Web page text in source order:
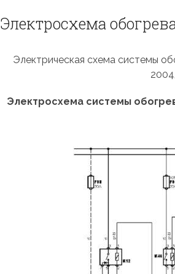
Электросхема
Электрическая схема системы
Электросхема системы